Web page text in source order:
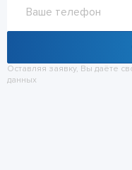
Оставляя заявку, Вы даёте
данных